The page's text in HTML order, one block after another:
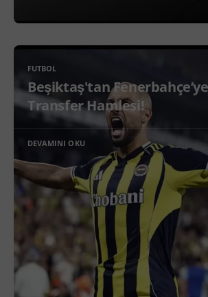
FUTBOL
Beşiktaş'tan
Transfer Hamlesi!
DEVAMINI OKU